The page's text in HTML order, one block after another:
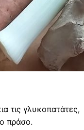
τις γλυκοπατάτες,
πράσο.